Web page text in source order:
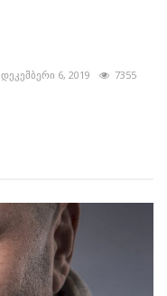
დეკემბერი 6, 2019 7355